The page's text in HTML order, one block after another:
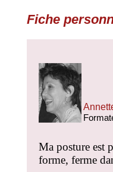
Fiche
Ma posture est
forme, ferme